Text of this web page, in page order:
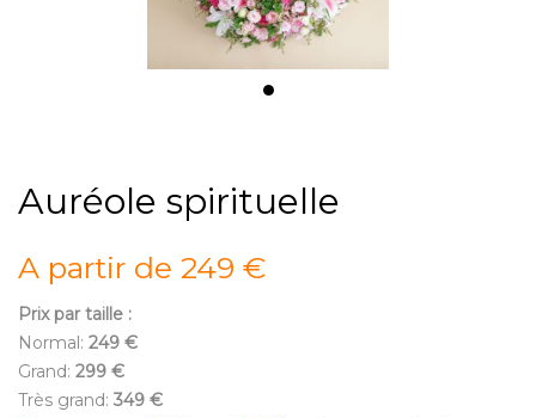
Auréole spirituelle
A partir de 249 €
Prix par taille :
Normal: 249 €
Grand: 299 €
Très grand: 349 €